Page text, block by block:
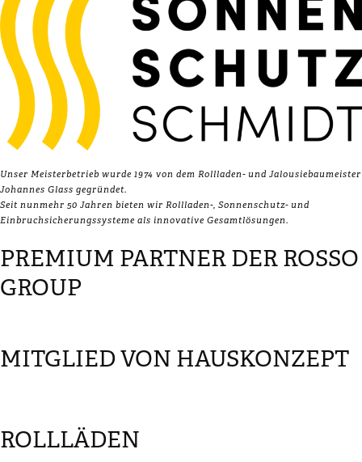
Unser Meisterbetrieb wurde 1974 von dem Rollladen- und Jalousiebaumeister
Johannes Glass gegründet.
Seit nunmehr 50 Jahren bieten wir Rollladen-, Sonnenschutz- und
Einbruchsicherungssysteme als innovative Gesamtlösungen.
PREMIUM PARTNER DER ROSSO
GROUP
MITGLIED VON HAUSKONZEPT
ROLLLÄDEN